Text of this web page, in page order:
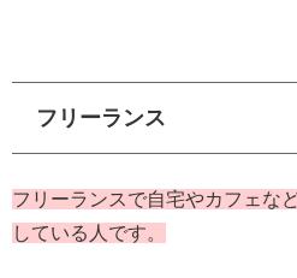
フリーランス
フリーランスで自宅やカフェな
している人です。